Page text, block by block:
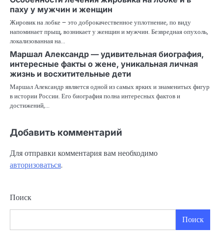
паху у мужчин и женщин
Жировик на лобке – это доброкачественное уплотнение, по виду
напоминает прыщ, возникает у женщин и мужчин. Безвредная опухоль,
локализованная на…
Маршал Александр — удивительная биография,
интересные факты о жене, уникальная личная
жизнь и восхитительные дети
Маршал Александр является одной из самых ярких и знаменитых фигур
в истории России. Его биография полна интересных фактов и
достижений,…
Добавить комментарий
Для отправки комментария вам необходимо
авторизоваться.
Поиск
Поиск